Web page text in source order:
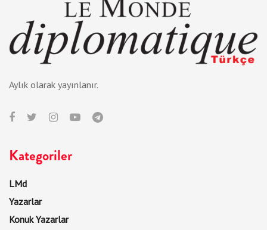
Aylık olarak yayınlanır.
Kategoriler
LMd
Yazarlar
Konuk Yazarlar